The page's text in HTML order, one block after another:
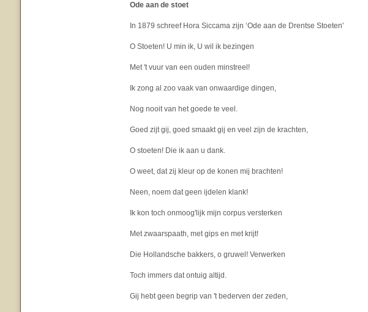
Ode aan de stoet
In 1879 schreef Hora Siccama zijn ‘Ode aan de Drentse Stoeten'
O Stoeten! U min ik, U wil ik bezingen
Met 't vuur van een ouden minstreel!
Ik zong al zoo vaak van onwaardige dingen,
Nog nooit van het goede te veel.
Goed zijt gij, goed smaakt gij en veel zijn de krachten,
O stoeten! Die ik aan u dank.
O weet, dat zij kleur op de konen mij brachten!
Neen, noem dat geen ijdelen klank!
Ik kon toch onmoog'lijk mijn corpus versterken
Met zwaarspaath, met gips en met krijt!
Die Hollandsche bakkers, o gruwel! Verwerken
Toch immers dat ontuig altijd.
Gij hebt geen begrip van 't bederven der zeden,